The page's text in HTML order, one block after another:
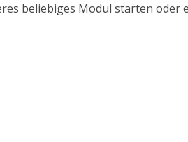
beliebiges Modul starten oder